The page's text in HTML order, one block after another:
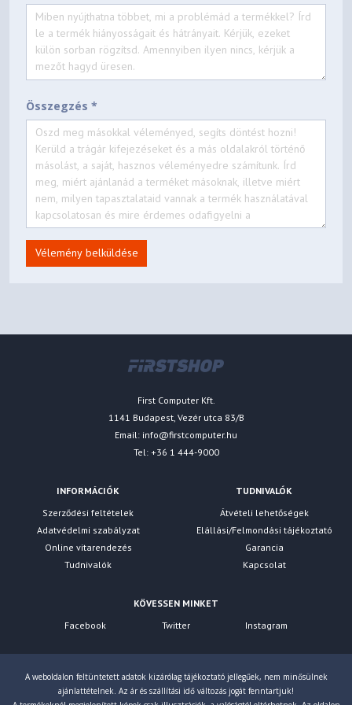
Általános
Energiafogyasztás
293 Watt, 223 Watt (gazdaságos), 0,3 Watt (készenléti
üzemmódban), On mode power consumption as defined
Tápfeszültség
AC 100 V - 240 V, 50 Hz - 60 Hz
Termék méretei
440‎ x 122 x 304 mm (szélesség x mélység x magasság)
Súly
7,7 kg
Zajszint
Üzemeltetés 20% - 80%, Tárolás 10% - 90%
EasyMP Multi PC Projection
hangszóró, HDBaseT Átjátszó, Safety wire set,
Suspension adapter, WP System - ELPWP10, Vezeték
Hangszóró
Tárgyalóteremben, Házimozi, Otthoni iroda, Nagy
tárgyalótermi / Előadótermi, Tárgyalóterem / tanterem,
Összegzés *
Vélemény belküldése
First Computer Kft.
1141 Budapest, Vezér utca 83/B
Email: info@firstcomputer.hu
Tel: +36 1 444-9000
INFORMÁCIÓK
Szerződési feltételek
Adatvédelmi szabályzat
Online vitarendezés
Tudnivalók
TUDNIVALÓK
Átvételi lehetőségek
Elállási/Felmondási tájékoztató
Garancia
Kapcsolat
KÖVESSEN MINKET
Facebook
Twitter Instagram
A weboldalon feltüntetett adatok kizárólag tájékoztató jellegűek, nem minősülnek
ajánlattételnek. Az ár és szállítási idő változás jogát fenntartjuk!